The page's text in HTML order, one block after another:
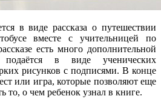
в виде рассказа о путешествии
вместе с учительницей по
есть много дополнительной
подаётся в виде ученических
рисунков с подписями. В конце
или игра, которые позволяют еще
то, о чем ребенок узнал в книге.